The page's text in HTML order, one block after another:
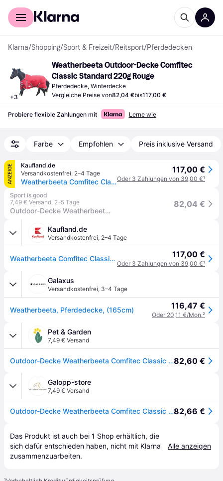
Für Shopper
Klarna/Shopping/Sport & Freizeit/Reitsport/Pferdedecken
+3
Weatherbeeta Outdoor-Decke Comfitec
Classic Standard 220g Rouge
Pferdedecke, Winterdecke
Vergleiche Preise von82,04 €bis117,00 €
Probiere flexible Zahlungen mit Lerne wie
Farbe Empfohlen Preis inklusive Versand
ANZEIGE
Kaufland.de
Versandkostenfrei, 2–4 Tage
Weatherbeeta Comfitec Classic Standard Medium 220g Weidedecke - red/silver/navy, 75
117,00 €
Oder 3 Zahlungen von 39,00 €¹
Sport is good
7,49 € Versand, 2–5 Tage
Outdoor-Decke Weatherbeeta Comfitec Classic Standard 220g
82,04 €
Kaufland.de
Versandkostenfrei, 2–4 Tage
Weatherbeeta Comfitec Classic Standard Medium 220g Weidedecke - red/silver/navy, 75 117,00 €
Oder 3 Zahlungen von 39,00 €¹
Galaxus
Versandkostenfrei, 3–4 Tage
Weatherbeeta, Pferdedecke, (165cm) 116,47 €
Oder 20,11 €/Mon.²
Pet & Garden
7,49 € Versand
Outdoor-Decke Weatherbeeta Comfitec Classic Standard 220g82,60 €
Galopp-store
7,49 € Versand
Outdoor-Decke Weatherbeeta Comfitec Classic Standard 220g82,66 €
Das Produkt ist auch bei 1 Shop erhältlich, die
sich dafür entschieden haben, nicht mit Klarna
zusammenzuarbeiten.
Alle anzeigen